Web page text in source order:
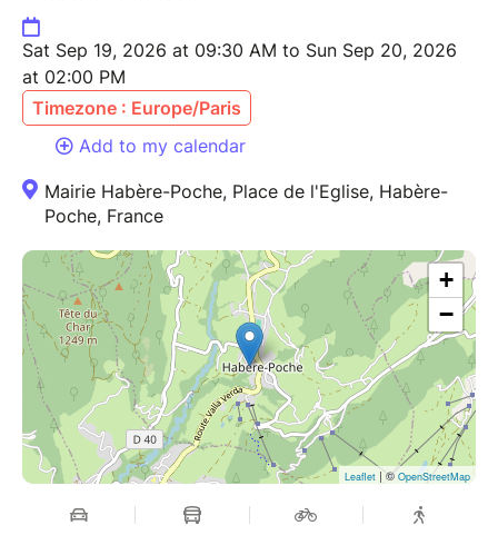
Sat Sep 19, 2026 at 09:30 AM to Sun Sep 20, 2026
at 02:00 PM
Timezone : Europe/Paris
Add to my calendar
Mairie Habère-Poche, Place de l'Eglise, Habère-
Poche, France
+
−
Leaflet | ©OpenStreetMap